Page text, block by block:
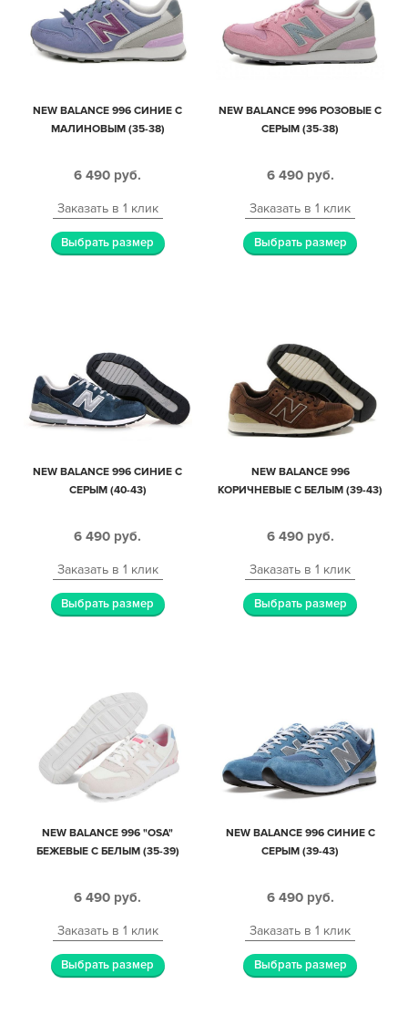
NEW BALANCE 996 СИНИЕ С
МАЛИНОВЫМ (35-38)
6 490 руб.
Заказать в 1 клик
Выбрать размер
NEW BALANCE 996 РОЗОВЫЕ С
СЕРЫМ (35-38)
6 490 руб.
Заказать в 1 клик
Выбрать размер
NEW BALANCE 996 СИНИЕ С
СЕРЫМ (40-43)
6 490 руб.
Заказать в 1 клик
Выбрать размер
NEW BALANCE 996
КОРИЧНЕВЫЕ С БЕЛЫМ (39-43)
6 490 руб.
Заказать в 1 клик
Выбрать размер
NEW BALANCE 996 "OSA"
БЕЖЕВЫЕ С БЕЛЫМ (35-39)
6 490 руб.
Заказать в 1 клик
Выбрать размер
NEW BALANCE 996 СИНИЕ С
СЕРЫМ (39-43)
6 490 руб.
Заказать в 1 клик
Выбрать размер